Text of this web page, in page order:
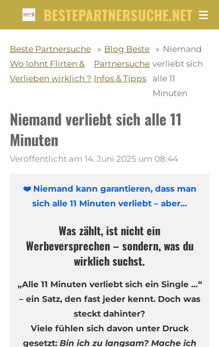
BESTEPARTNERSUCHE.NET
Beste Partnersuche
Wo lohnt Flirten &
Verlieben wirklich ?
» Blog Beste
Partnersuche
Infos & Tipps
» Niemand
verliebt sich
alle 11
Minuten
Niemand verliebt sich alle 11
Minuten
Veröffentlicht am 14. Juni 2025 um 08:44
❤️ Niemand kann garantieren, dass man
sich alle 11 Minuten verliebt – aber…
Was zählt, ist nicht ein
Werbeversprechen – sondern, was du
wirklich suchst.
„Alle 11 Minuten verliebt sich ein Single …“
– ein Satz, den fast jeder kennt. Doch was
steckt dahinter?
Viele fühlen sich davon unter Druck
gesetzt: Bin ich zu langsam? Mache ich